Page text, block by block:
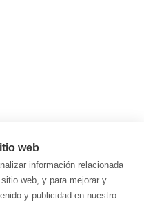
web
información relacionada
web, y para mejorar y
y publicidad en nuestro